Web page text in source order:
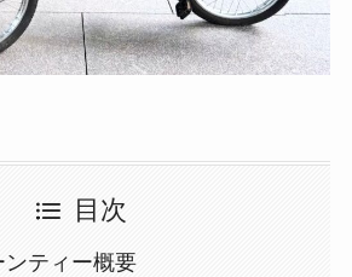
目次
ンティー概要